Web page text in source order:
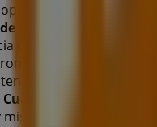
de visitar la
la Reforma No. 222
de compra completa.
que
informado de
Cuauhtémoc (CDMX)
.